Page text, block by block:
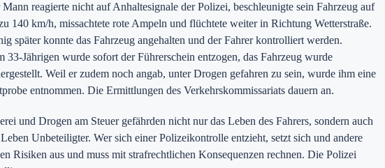
reagierte nicht auf Anhaltesignale der Polizei, beschleunigte sein Fahrzeug auf
140 km/h, missachtete rote Ampeln und flüchtete weiter in Richtung Wetterstraße.
später konnte das Fahrzeug angehalten und der Fahrer kontrolliert werden.
33-Jährigen wurde sofort der Führerschein entzogen, das Fahrzeug wurde
Weil er zudem noch angab, unter Drogen gefahren zu sein, wurde ihm eine
entnommen. Die Ermittlungen des Verkehrskommissariats dauern an.
und Drogen am Steuer gefährden nicht nur das Leben des Fahrers, sondern auch
Unbeteiligter. Wer sich einer Polizeikontrolle entzieht, setzt sich und andere
Risiken aus und muss mit strafrechtlichen Konsequenzen rechnen. Die Polizei